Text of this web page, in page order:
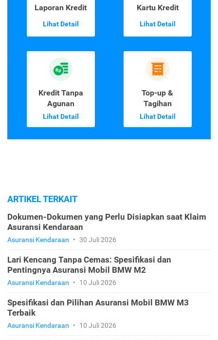
Laporan Kredit
Lihat Detail
Kartu Kredit
Lihat Detail
Kredit Tanpa
Agunan
Lihat Detail
Top-up &
Tagihan
Lihat Detail
ARTIKEL TERKAIT
Dokumen-Dokumen yang Perlu Disiapkan saat Klaim
Asuransi Kendaraan
Asuransi Kendaraan • 30 Juli 2026
Lari Kencang Tanpa Cemas: Spesifikasi dan
Pentingnya Asuransi Mobil BMW M2
Asuransi Kendaraan • 10 Juli 2026
Spesifikasi dan Pilihan Asuransi Mobil BMW M3
Terbaik
Asuransi Kendaraan • 10 Juli 2026